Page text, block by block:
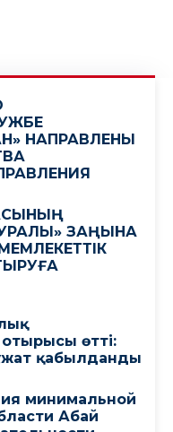
НАПРАВЛЕНЫ
ЗАҢЫНА
өтті:
қабылданды
минимальной
Абай